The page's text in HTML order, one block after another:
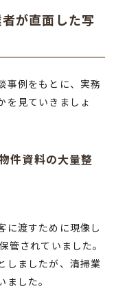
者が直面した写
事例をもとに、実務
を見ていきましょ
件資料の大量整
に渡すために現像し
管されていました。
しましたが、清掃業
した。